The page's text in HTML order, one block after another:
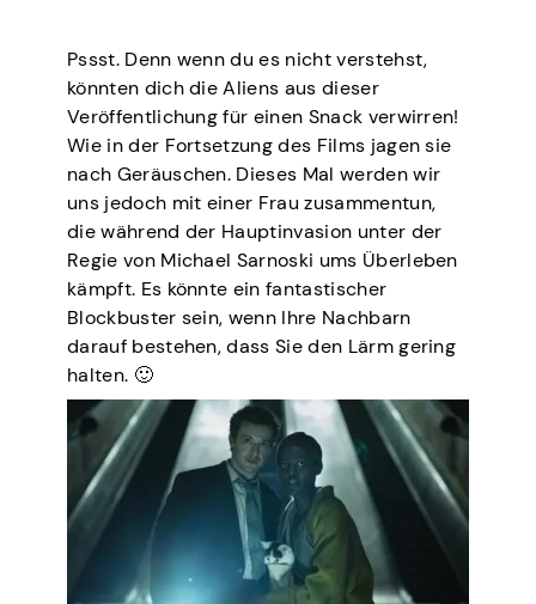
Pssst. Denn wenn du es nicht verstehst,
könnten dich die Aliens aus dieser
Veröffentlichung für einen Snack verwirren!
Wie in der Fortsetzung des Films jagen sie
nach Geräuschen. Dieses Mal werden wir
uns jedoch mit einer Frau zusammentun,
die während der Hauptinvasion unter der
Regie von Michael Sarnoski ums Überleben
kämpft. Es könnte ein fantastischer
Blockbuster sein, wenn Ihre Nachbarn
darauf bestehen, dass Sie den Lärm gering
halten. 🙂